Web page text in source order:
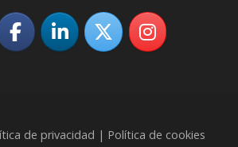
de privacidad | Política de cookies